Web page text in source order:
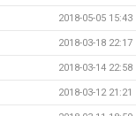
2018-05-05 15:43
2018-03-18 22:17
2018-03-14 22:58
2018-03-12 21:21